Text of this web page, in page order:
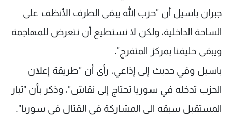
جبران باسيل أن "حزب الله يبقى الطرف الأنظف على
الساحة الداخلية، ولكن لا نستطيع أن نتعرض للمهاجمة
ويبقى حليفنا بمركز المتفرج".
باسيل وفي حديث إلى إذاعي، رأى أن "طريقة إعلان
الحزب تدخله في سوريا تحتاج إلى نقاش"، وذكر بأن "تيار
المستقبل سبقه الى المشاركة في القتال في سوريا".
عن MTV
الإنـتـاج
وظائف
تواصل معنا
شروط الإسـتخدام
سياسة الخصوصية